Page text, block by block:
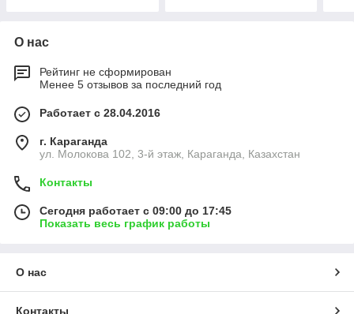
О нас
Рейтинг не сформирован
Менее 5 отзывов за последний год
Работает с 28.04.2016
г. Караганда
ул. Молокова 102, 3-й этаж, Караганда, Казахстан
Контакты
Сегодня работает с 09:00 до 17:45
Показать весь график работы
О нас
Контакты